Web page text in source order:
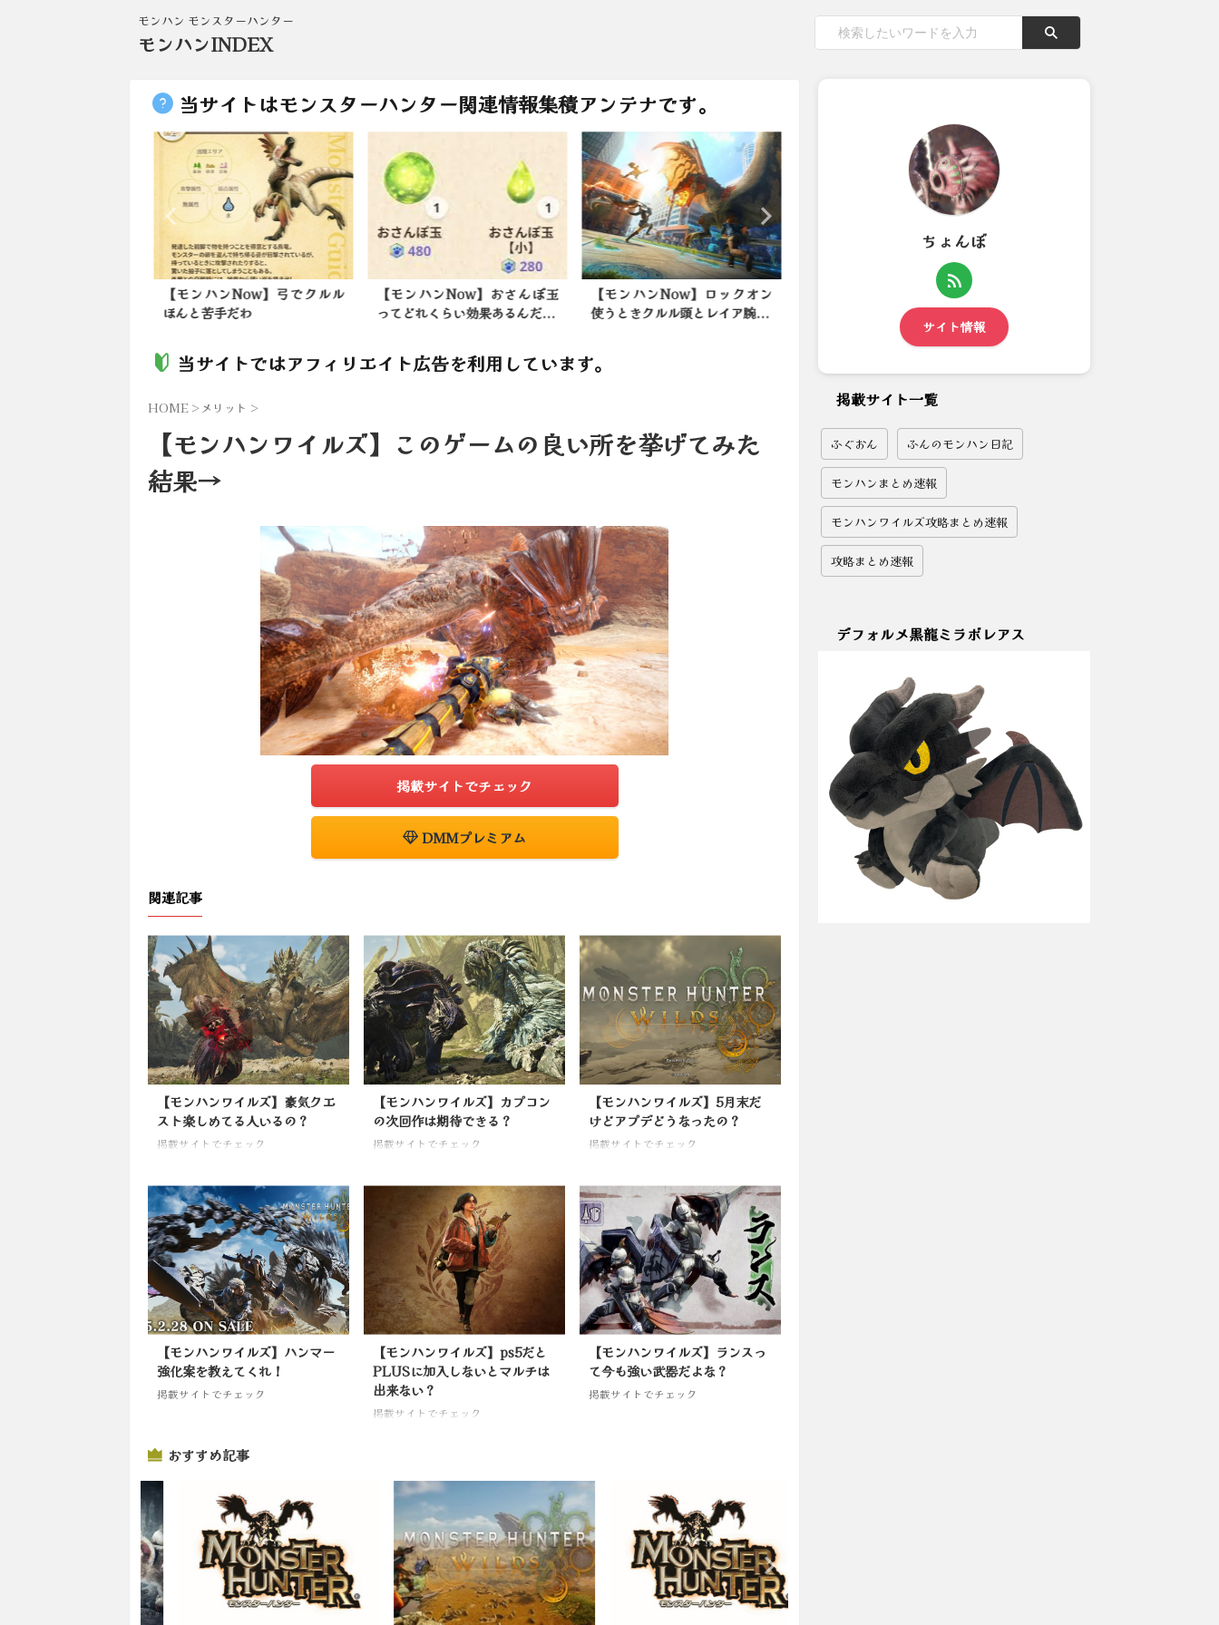
モンハン モンスターハンター
モンハンINDEX
当サイトはモンスターハンター関連情報集積アンテナです。
【モンハンNow】弓でクルル
ほんと苦手だわ
【モンハンNow】おさんぽ玉
ってどれくらい効果あるんだ...
【モンハンNow】ロックオン
使うときクルル頭とレイア腕...
昨夜は、なり・Seshiru・non
さんとイベントクエ...
当サイトではアフィリエイト広告を利用しています。
HOME >メリット >
【モンハンワイルズ】このゲームの良い所を挙げてみた
結果→
掲載サイトでチェック
DMMプレミアム
関連記事
【モンハンワイルズ】豪気クエ
スト楽しめてる人いるの？
掲載サイトでチェック
【モンハンワイルズ】カプコン
の次回作は期待できる？
掲載サイトでチェック
【モンハンワイルズ】5月末だ
けどアプデどうなったの？
掲載サイトでチェック
【モンハンワイルズ】ハンマー
強化案を教えてくれ！
掲載サイトでチェック
【モンハンワイルズ】ps5だと
PLUSに加入しないとマルチは
出来ない？
掲載サイトでチェック
【モンハンワイルズ】ランスっ
て今も強い武器だよな？
掲載サイトでチェック
おすすめ記事
ちょんぼ
サイト情報
掲載サイト一覧
ふぐおん ふんのモンハン日記
モンハンまとめ速報
モンハンワイルズ攻略まとめ速報
攻略まとめ速報
デフォルメ黒龍ミラボレアス